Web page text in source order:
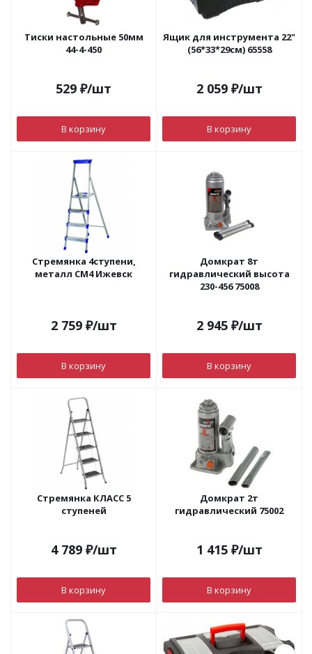
Тиски настольные 50мм
44-4-450
529 ₽/шт
В корзину
Ящик для инструмента 22"
(56*33*29см) 65558
2 059₽/шт
В корзину
Стремянка 4ступени,
металл СМ4 Ижевск
2 759₽/шт
В корзину
Домкрат 8т
гидравлический высота
230-456 75008
2 945₽/шт
В корзину
Стремянка КЛАСС 5
ступеней
4 789₽/шт
В корзину
Домкрат 2т
гидравлический 75002
1 415₽/шт
В корзину